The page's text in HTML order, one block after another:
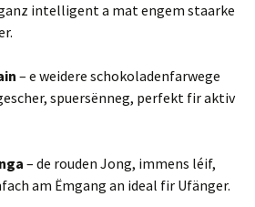
intelligent a mat engem staarke
– e weidere schokoladenfarwege
spuersënneg, perfekt fir aktiv
– de rouden Jong, immens léif,
am Ëmgang an ideal fir Ufänger.